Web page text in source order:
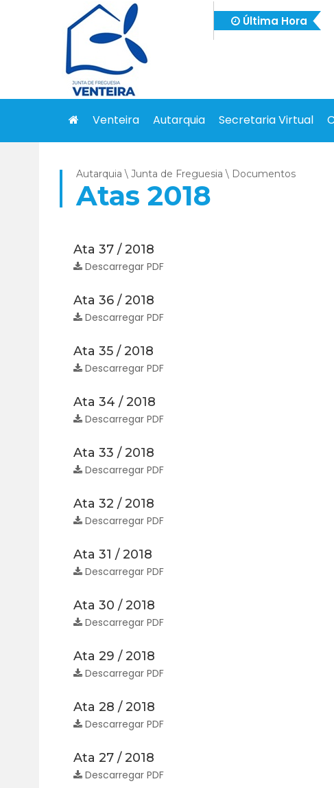
Última Hora
Sondagem “Quero Viver numa Eco-Freguesia
Horário de
Sondagem “Quero Viver numa Eco-Freguesia
Venteira Autarquia Secretaria Virtual
Autarquia \ Junta de Freguesia \ Documentos
Atas 2018
Ata 37 / 2018
Descarregar PDF
Ata 36 / 2018
Descarregar PDF
Ata 35 / 2018
Descarregar PDF
Ata 34 / 2018
Descarregar PDF
Ata 33 / 2018
Descarregar PDF
Ata 32 / 2018
Descarregar PDF
Ata 31 / 2018
Descarregar PDF
Ata 30 / 2018
Descarregar PDF
Ata 29 / 2018
Descarregar PDF
Ata 28 / 2018
Descarregar PDF
Ata 27 / 2018
Descarregar PDF